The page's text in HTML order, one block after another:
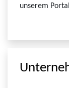
unserem